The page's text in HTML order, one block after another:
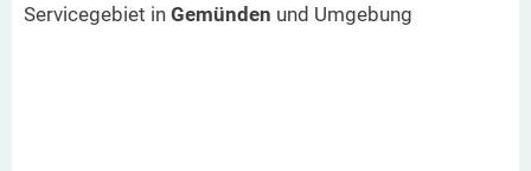
Servicegebiet in Gemünden und Umgebung